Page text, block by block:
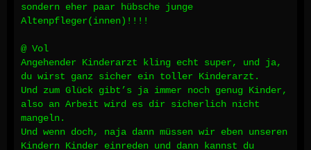
sondern eher paar hübsche junge
Altenpfleger(innen)!!!!
@ Vol
Angehender Kinderarzt kling echt super, und ja,
du wirst ganz sicher ein toller Kinderarzt.
Und zum Glück gibt’s ja immer noch genug Kinder,
also an Arbeit wird es dir sicherlich nicht
mangeln.
Und wenn doch, naja dann müssen wir eben unseren
Kindern Kinder einreden und dann kannst du